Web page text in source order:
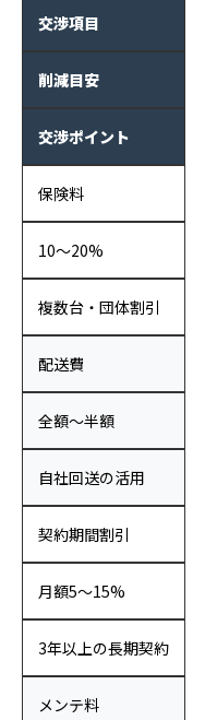
交渉項目
削減目安
交渉ポイント
保険料
10〜20%
複数台・団体割引
配送費
全額〜半額
自社回送の活用
契約期間割引
月額5〜15%
3年以上の長期契約
メンテ料